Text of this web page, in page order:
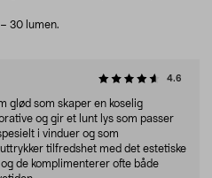
30 lumen.
4.6
glød som skaper en koselig
og gir et lunt lys som passer
i vinduer og som
tilfredshet med det estetiske
de komplimenterer ofte både